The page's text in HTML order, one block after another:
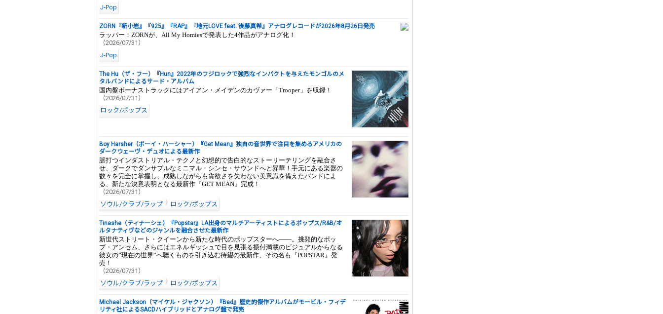
J-Pop
ZORN『新小岩』『925』『RAP』『地元LOVE feat. 後藤真希』アナログレコードが2026年8月26日発売
ラッパー：ZORNが、All My Homiesで発表した4作品がアナログ化！
（2026/07/31）
J-Pop
The Hu（ザ・フー）『Hun』2022年のフジロックで強烈なインパクトを与えたモンゴルのメ
タルバンドによるサード・アルバム
国内盤ボーナストラックにはアイアン・メイデンのカヴァー「Trooper」を収録！
（2026/07/31）
ロック/ポップス
Boy Harsher（ボーイ・ハーシャー）『Get Mean』独自の音世界で注目を集めるアメリカの
ダークウェーヴ・デュオによる最新作
脈打つインダストリアル・テクノと幻想的で告白的なストーリーテリングを融合さ
せ、ダークでダンサブルなミニマル・シンセ・サウンドへと昇華！手元にある楽器の
数々を完全に掌握し、成熟しながらも貪欲さを失わない美意識を備えたバンドによ
る、新たな決意表明となる最新作『GET MEAN』完成！
（2026/07/31）
ソウル/クラブ/ラップ
ロック/ポップス
Tinashe（ティナーシェ）『Popstar』LA出身のマルチアーティストによるポップス/R&B/オ
ルタナティヴなどのジャンルを融合させた最新作
新世代ストリート・クイーンから新たな時代のポップスターへ――。挑発的なポッ
プ・アンセム、さらにはエネルギッシュで目を見張る振付満載のビジュアルからなる
彼女の”現在の世界”へ聴くものを引き込む待望の最新作、その名も『POPSTAR』発
売！
（2026/07/31）
ソウル/クラブ/ラップ
ロック/ポップス
Michael Jackson（マイケル・ジャクソン）『Bad』歴史的傑作アルバムがモービル・フィデ
リティ社によるSACDハイブリッドとアナログ盤で発売